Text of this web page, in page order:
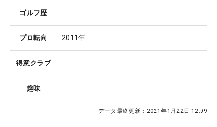
ゴルフ歴
プロ転向 2011年
得意クラブ
趣味
データ最終更新： 2021年1月22日 12:09